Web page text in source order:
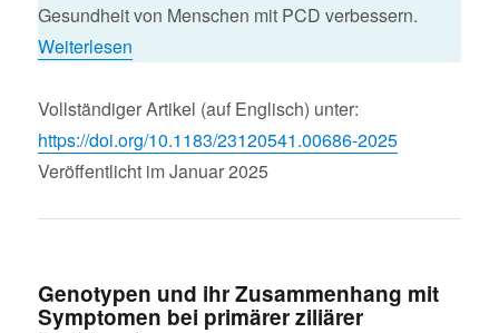
Gesundheit von Menschen mit PCD verbessern.
Weiterlesen
Vollständiger Artikel (auf Englisch) unter:
https://doi.org/10.1183/23120541.00686-2025
Veröffentlicht im Januar 2025
Genotypen und ihr Zusammenhang mit
Symptomen bei primärer ziliärer